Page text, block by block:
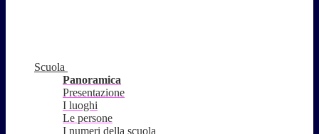
Scuola
Panoramica
Presentazione
I luoghi
Le persone
I numeri della scuola